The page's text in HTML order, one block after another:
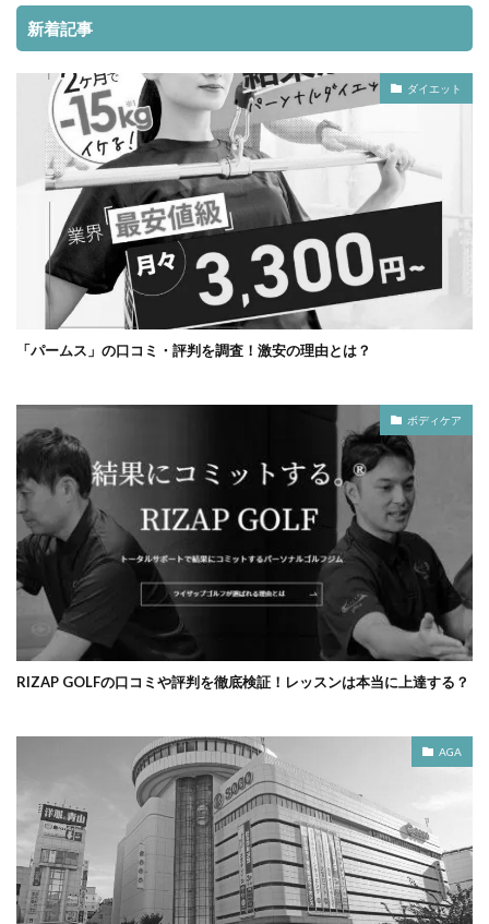
新着記事
ダイエット
「パームス」の口コミ・評判を調査！激安の理由とは？
ボディケア
RIZAP GOLFの口コミや評判を徹底検証！レッスンは本当に上達する？
AGA